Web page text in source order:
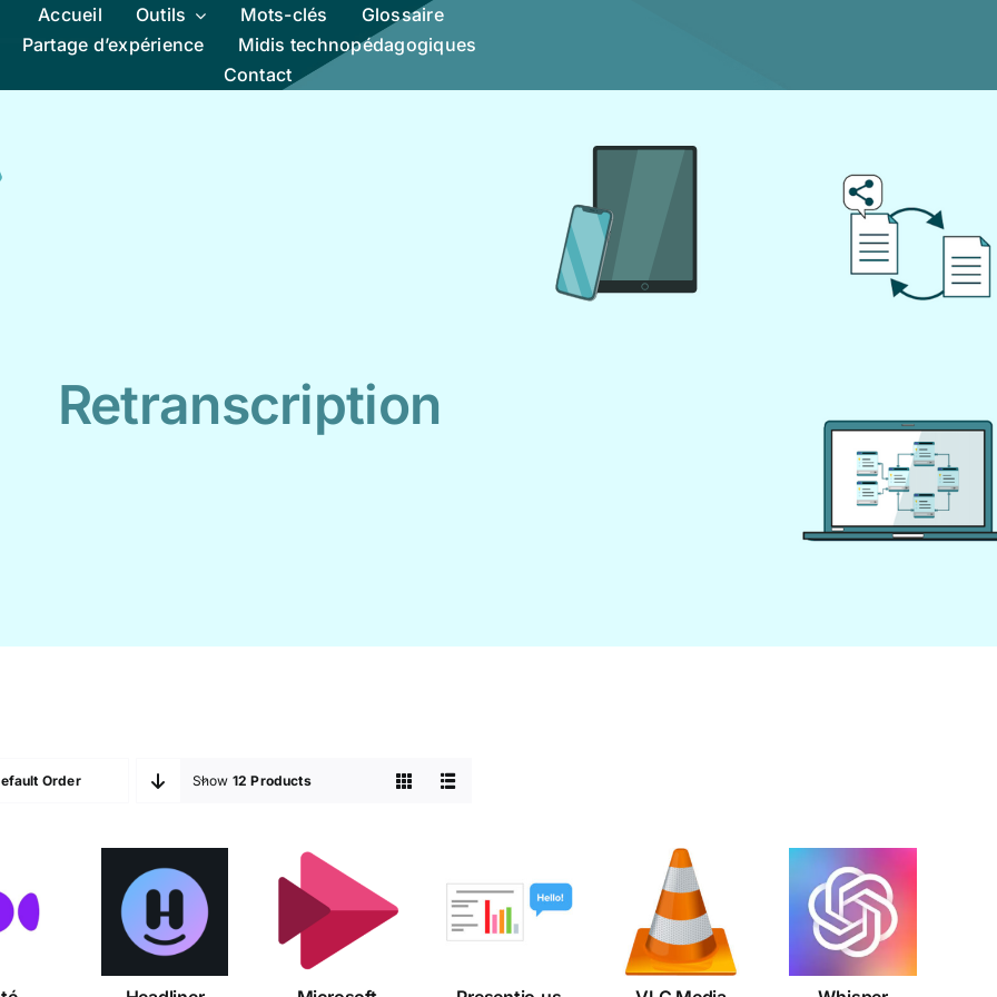
Accueil Outils Mots-clés
Glossaire
Partage d’expérience
Midis technopédagogiques
Contact
Retranscription
Order Show 12 Products
Headliner
Microsoft
Stream
Presentio.us
VLC
Media
Player
Whisper